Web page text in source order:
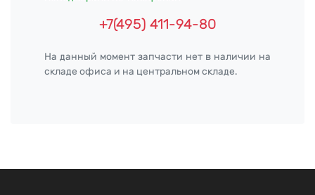
+7(495) 411-94-80
На данный момент запчасти нет в наличии на
складе офиса и на центральном складе.